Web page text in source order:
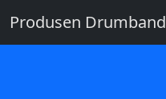
Produsen Drumband